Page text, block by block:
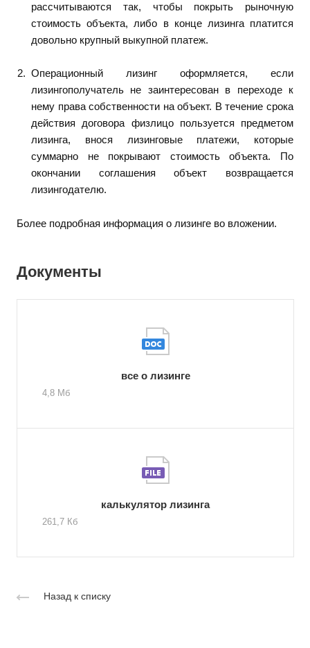
рассчитываются так, чтобы покрыть рыночную
стоимость объекта, либо в конце лизинга платится
довольно крупный выкупной платеж.
Операционный лизинг оформляется, если
лизингополучатель не заинтересован в переходе к
нему права собственности на объект. В течение срока
действия договора физлицо пользуется предметом
лизинга, внося лизинговые платежи, которые
суммарно не покрывают стоимость объекта. По
окончании соглашения объект возвращается
лизингодателю.
Более подробная информация о лизинге во вложении.
Документы
все о лизинге
4,8 Мб
калькулятор лизинга
261,7 Кб
Назад к списку